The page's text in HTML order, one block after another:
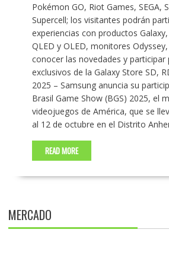
Pokémon GO, Riot Games, SEGA,
Supercell; los visitantes podrán
experiencias con productos
QLED y OLED, monitores
conocer las novedades y participar
exclusivos de la Galaxy Store SD,
2025 – Samsung anuncia su
Brasil Game Show (BGS) 2025, el
videojuegos de América, que se
al 12 de octubre en el Distrito
READ MORE
MERCADO